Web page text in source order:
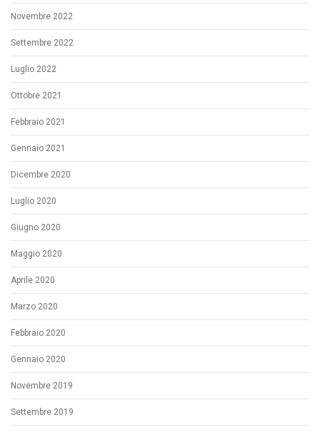
Novembre 2022
Settembre 2022
Luglio 2022
Ottobre 2021
Febbraio 2021
Gennaio 2021
Dicembre 2020
Luglio 2020
Giugno 2020
Maggio 2020
Aprile 2020
Marzo 2020
Febbraio 2020
Gennaio 2020
Novembre 2019
Settembre 2019